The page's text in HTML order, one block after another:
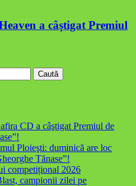
a câştigat Premiul
CD a câştigat Premiul de
Ploieşti: duminică are loc
Tănase”!
competițional 2026
campionii zilei pe